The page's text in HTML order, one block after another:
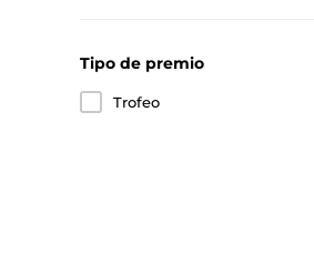
Tipo de premio
Trofeo